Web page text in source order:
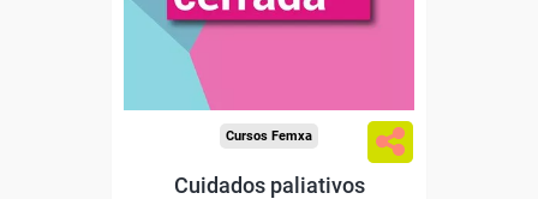
Cursos Femxa
Cuidados paliativos